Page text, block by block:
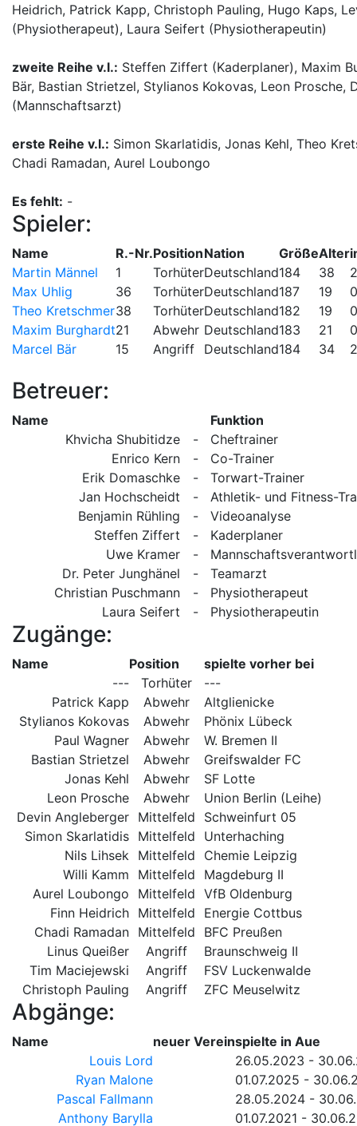
Heidrich, Patrick Kapp, Christoph Pauling, Hugo Kaps,
(Physiotherapeut), Laura Seifert (Physiotherapeutin)
zweite Reihe v.l.: Steffen Ziffert (Kaderplaner), Maxim
Bär, Bastian Strietzel, Stylianos Kokovas, Leon Prosche,
(Mannschaftsarzt)
erste Reihe v.l.: Simon Skarlatidis, Jonas Kehl, Theo
Chadi Ramadan, Aurel Loubongo
Es fehlt: -
Spieler:
Name R.-Nr.PositionNation GrößeAlter
Martin Männel
1 TorhüterDeutschland184 38
Max Uhlig
36 TorhüterDeutschland187 19
Theo Kretschmer38 TorhüterDeutschland182 19
Maxim Burghardt21 Abwehr Deutschland183 21
Marcel Bär
15 Angriff Deutschland184 34
Betreuer:
Name
Funktion
Khvicha Shubitidze
-
Cheftrainer
Enrico Kern
-
Co-Trainer
Erik Domaschke
-
Torwart-Trainer
Jan Hochscheidt
-
Athletik- und Fitness-
Benjamin Rühling
-
Videoanalyse
Steffen Ziffert
-
Kaderplaner
Uwe Kramer
-
Dr. Peter Junghänel
-
Teamarzt
Christian Puschmann
-
Physiotherapeut
Laura Seifert
- Physiotherapeutin
Zugänge:
Name Position
spielte vorher bei
---
Torhüter
---
Patrick Kapp
Abwehr
Altglienicke
Stylianos Kokovas
Abwehr
Phönix Lübeck
Paul Wagner
Abwehr
W. Bremen II
Bastian Strietzel
Abwehr
Greifswalder FC
Jonas Kehl
Abwehr
SF Lotte
Leon Prosche
Abwehr
Union Berlin (Leihe)
Devin Angleberger Mittelfeld
Schweinfurt 05
Simon Skarlatidis Mittelfeld
Unterhaching
Nils Lihsek
Mittelfeld
Chemie Leipzig
Willi Kamm
Mittelfeld
Magdeburg II
Aurel Loubongo
Mittelfeld VfB Oldenburg
Finn Heidrich Mittelfeld
Energie Cottbus
Chadi Ramadan Mittelfeld
BFC Preußen
Linus Queißer
Angriff
Braunschweig II
Tim Maciejewski
Angriff
FSV Luckenwalde
Christoph Pauling
Angriff ZFC Meuselwitz
Abgänge:
Name neuer Vereinspielte in Aue
Louis Lord
26.05.2023 -
Ryan Malone
01.07.2025 -
Pascal Fallmann
28.05.2024 -
Anthony Barylla
01.07.2021 -